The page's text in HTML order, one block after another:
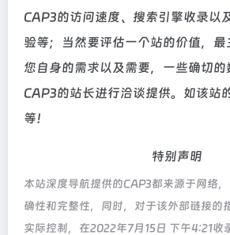
CAP3的访问速度、搜索引擎收录以
验等；当然要评估一个站的价值，
您自身的需求以及需要，一些确切的
CAP3的站长进行洽谈提供。如该站
等！
特别声明
本站深度导航提供的CAP3都来源于网络
确性和完整性，同时，对于该外部链接的
实际控制，在2022年7月15日 下午4:21收